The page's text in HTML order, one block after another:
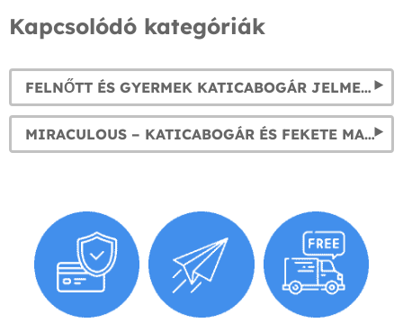
Kapcsolódó kategóriák
FELNŐTT ÉS GYERMEK KATICABOGÁR JELMEZEK: CSODÁLATOS KATICABOGÁR TALIZMÁN, ÁLARC ÉS PARÓKA
MIRACULOUS – KATICABOGÁR ÉS FEKETE MACSKA KALANDJAI MERCHANDISING